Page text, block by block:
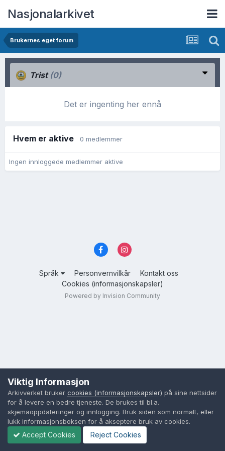
Nasjonalarkivet
Brukernes eget forum
Trist (0)
Det er ingenting her ennå
Hvem er aktive 0 medlemmer
Ingen innloggede medlemmer aktive
Språk Personvernvilkår
Kontakt oss
Cookies (informasjonskapsler)
Powered by Invision Community
Viktig Informasjon
Arkivverket bruker cookies (informasjonskapsler) på sine nettsider
for å levere en bedre tjeneste. De brukes til bl.a.
skjemaoppdateringer og innlogging. Bruk siden som normalt, eller
lukk informasjonsboksen for å akseptere bruk av cookies.
Accept Cookies Reject Cookies